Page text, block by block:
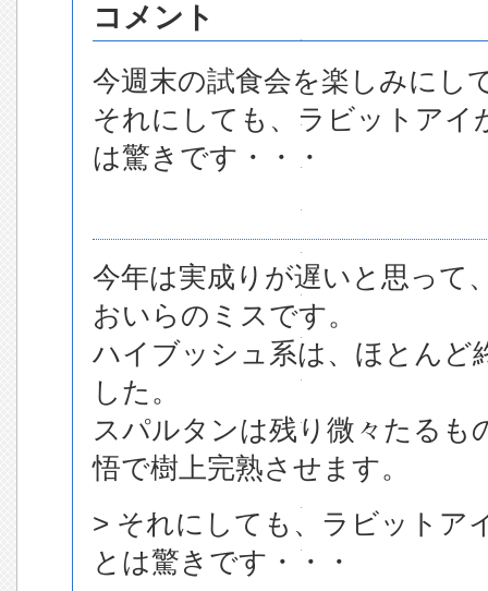
コメント
今週末の試食会を楽しみにし
それにしても、ラビットアイ
は驚きです・・・
今年は実成りが遅いと思って
おいらのミスです。
ハイブッシュ系は、ほとんど
した。
スパルタンは残り微々たるも
悟で樹上完熟させます。
> それにしても、ラビットア
とは驚きです・・・